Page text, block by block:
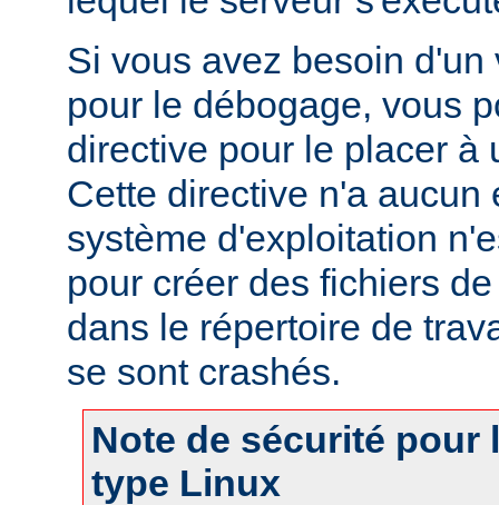
Si vous avez besoin
pour le débogage, vous
directive pour le placer à
Cette directive n'a aucun
système d'exploitation
pour créer des fichiers
dans le répertoire de
se sont crashés.
Note de sécurité pour
type Linux